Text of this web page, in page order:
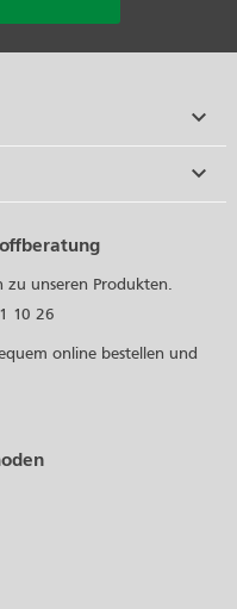


zu unseren Produkten.
10 26
online bestellen und